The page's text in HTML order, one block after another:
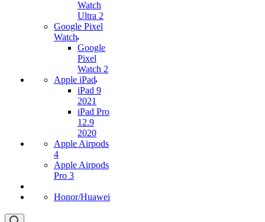
Watch
Ultra 2
Google Pixel
Watch
Google
Pixel
Watch 2
Apple iPad
iPad 9
2021
iPad Pro
12.9
2020
Apple Airpods
4
Apple Airpods
Pro 3
Honor/Huawei